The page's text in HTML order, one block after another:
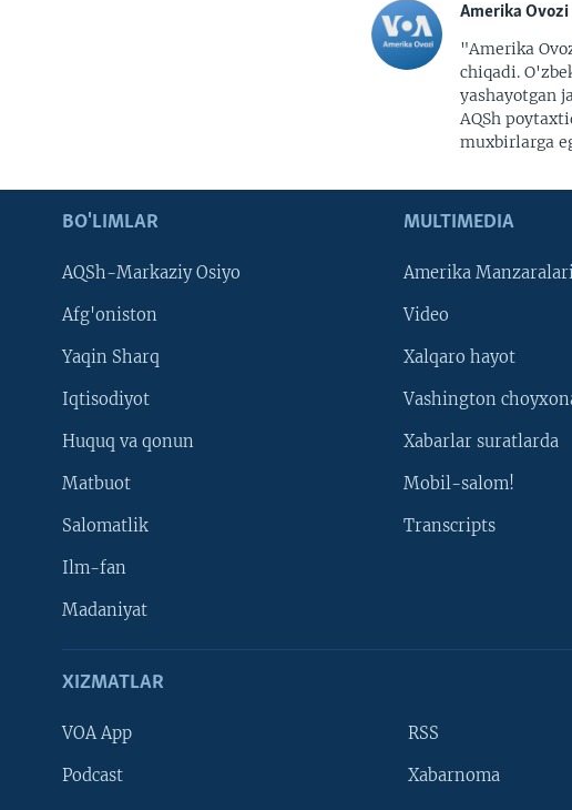
Amerika Ovozi
"Amerika
chiqadi.
yashayotgan
AQSh
muxbirlarga
BO'LIMLAR
AQSh-Markaziy Osiyo
Afg'oniston
Yaqin Sharq
Iqtisodiyot
Huquq va qonun
Matbuot
Salomatlik
Ilm-fan
Madaniyat
MULTIMEDIA
Amerika
Video
Xalqaro hayot
Vashington
Xabarlar suratlarda
Mobil-salom!
Transcripts
XIZMATLAR
VOA App
Podcast
RSS
Xabarnoma